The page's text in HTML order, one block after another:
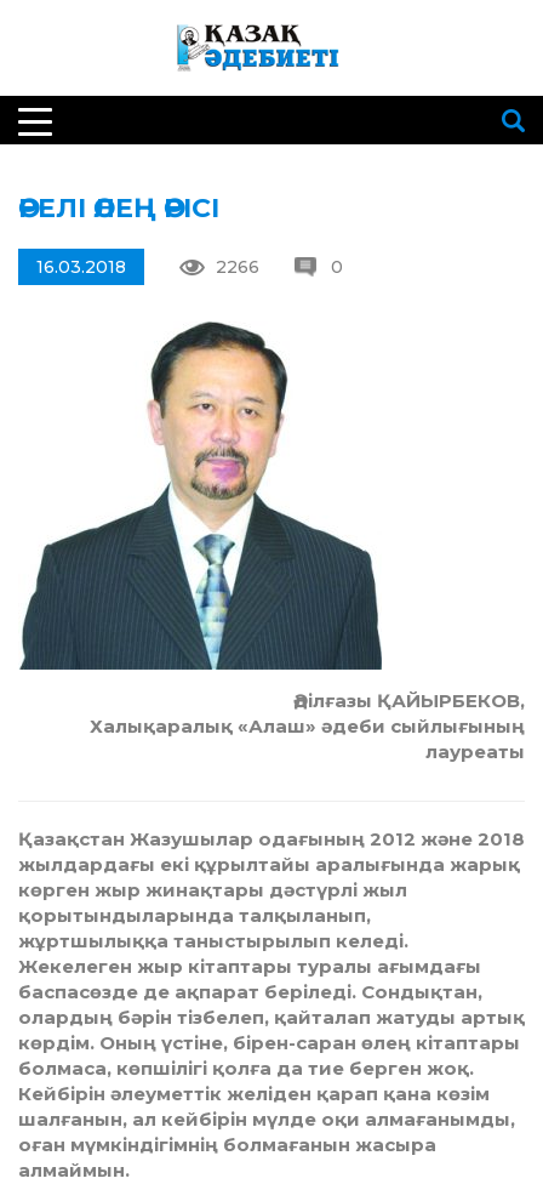
ӨРЕЛІ ӨЛЕҢ ӨРІСІ
16.03.2018 2266 0
Әділғазы ҚАЙЫРБЕКОВ,
Халықаралық «Алаш» әдеби сыйлығының
лауреаты
Қазақстан Жазушылар одағының 2012 және 2018
жылдардағы екі құрылтайы аралығында жарық
көрген жыр жинақтары дәстүрлі жыл
қорытындыларында талқыланып,
жұртшылыққа таныс­тырылып келеді.
Жекелеген жыр кітаптары туралы ағымдағы
баспасөзде де ақпарат беріледі. Сондықтан,
олардың бәрін тізбелеп, қайталап жатуды артық
көрдім. Оның үстіне, бірен-саран өлең кітаптары
болмаса, көпшілігі қолға да тие берген жоқ.
Кейбірін әлеуметтік желіден қарап қана көзім
шалғанын, ал кейбірін мүлде оқи алмағанымды,
оған мүмкіндігімнің болмағанын жасыра
алмаймын.